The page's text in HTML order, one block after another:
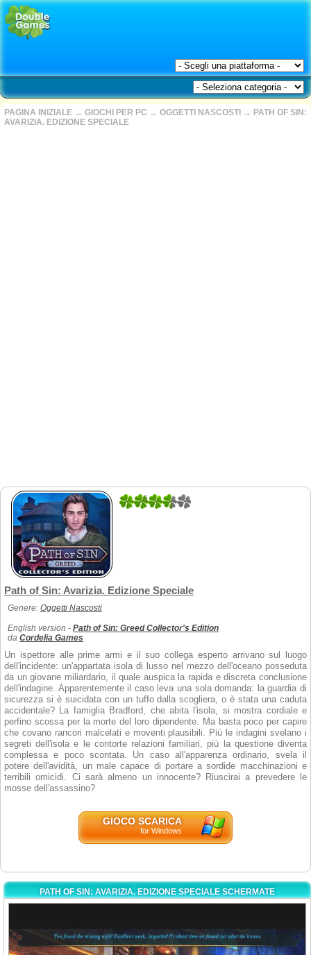
PAGINA INIZIALE → GIOCHI PER PC → OGGETTI NASCOSTI → PATH OF SIN:
AVARIZIA. EDIZIONE SPECIALE
5
Path of Sin: Avarizia. Edizione Speciale
Genere: Oggetti Nascosti
English version - Path of Sin: Greed Collector's Edition
da Cordelia Games
Un ispettore alle prime armi e il suo collega esperto arrivano sul luogo
dell'incidente: un'appartata isola di lusso nel mezzo dell'oceano posseduta
da un giovane miliardario, il quale auspica la rapida e discreta conclusione
dell'indagine. Apparentemente il caso leva una sola domanda: la guardia di
sicurezza si è suicidata con un tuffo dalla scogliera, o è stata una caduta
accidentale? La famiglia Bradford, che abita l'isola, si mostra cordiale e
perfino scossa per la morte del loro dipendente. Ma basta poco per capire
che covano rancori malcelati e moventi plausibili. Più le indagini svelano i
segreti dell'isola e le contorte relazioni familiari, più la questione diventa
complessa e poco scontata. Un caso all'apparenza ordinario, svela il
potere dell'avidità, un male capace di portare a sordide macchinazioni e
terribili omicidi. Ci sarà almeno un innocente? Riuscirai a prevedere le
mosse dell'assassino?
GIOCO SCARICA
for Windows
PATH OF SIN: AVARIZIA. EDIZIONE SPECIALE SCHERMATE